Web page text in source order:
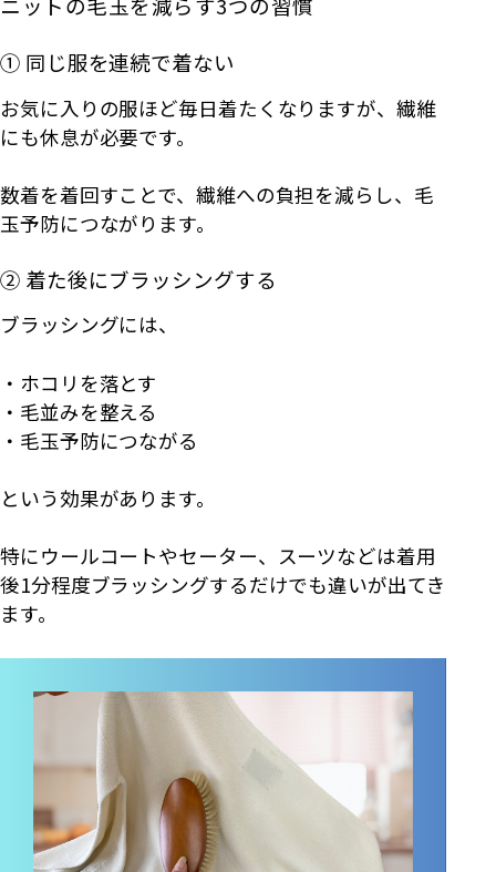
ニットの毛玉を減らす3つの習慣
① 同じ服を連続で着ない
お気に入りの服ほど毎日着たくなりますが、繊維
にも休息が必要です。
数着を着回すことで、繊維への負担を減らし、毛
玉予防につながります。
② 着た後にブラッシングする
ブラッシングには、
・ホコリを落とす
・毛並みを整える
・毛玉予防につながる
という効果があります。
特にウールコートやセーター、スーツなどは着用
後1分程度ブラッシングするだけでも違いが出てき
ます。